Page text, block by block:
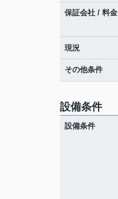
保証会社 / 料金
現況
その他条件
設備条件
設備条件